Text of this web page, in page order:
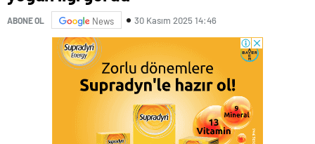
ABONE OL News 30 Kasım 2025 14:46